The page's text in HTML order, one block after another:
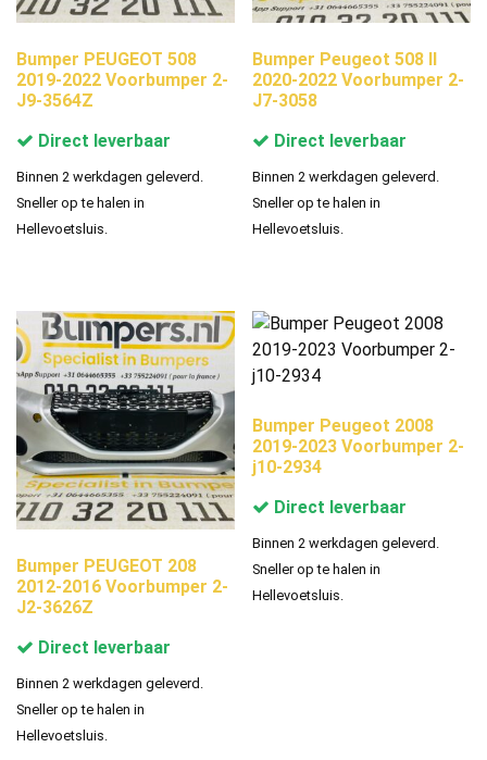
Bumper PEUGEOT 508
2019-2022 Voorbumper 2-
J9-3564Z
Direct leverbaar
Binnen 2 werkdagen geleverd.
Sneller op te halen in
Hellevoetsluis.
Bumper Peugeot 508 II
2020-2022 Voorbumper 2-
J7-3058
Direct leverbaar
Binnen 2 werkdagen geleverd.
Sneller op te halen in
Hellevoetsluis.
Bumper PEUGEOT 208
2012-2016 Voorbumper 2-
J2-3626Z
Direct leverbaar
Binnen 2 werkdagen geleverd.
Sneller op te halen in
Hellevoetsluis.
Bumper Peugeot 2008
2019-2023 Voorbumper 2-
j10-2934
Direct leverbaar
Binnen 2 werkdagen geleverd.
Sneller op te halen in
Hellevoetsluis.